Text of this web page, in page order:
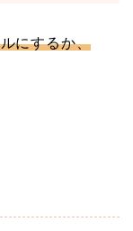
にするか、